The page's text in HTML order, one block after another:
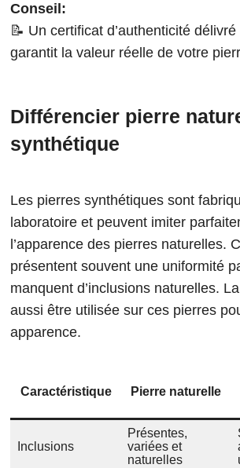
Conseil:
📝 Un certificat d’authenticité
garantit la valeur réelle de votre
Différencier pierre
synthétique
Les pierres synthétiques sont
laboratoire et peuvent imiter
l’apparence des pierres naturelles.
présentent souvent une uniformité
manquent d’inclusions naturelles.
aussi être utilisée sur ces pierres
apparence.
Caractéristique Pierre naturelle
Inclusions
Présentes,
variées et
naturelles